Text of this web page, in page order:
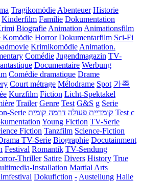
Tragikomödie Abenteuer Historie
Kinderfilm Familie Dokumentation
Biografie Animation Animationsfilm
Komödie Horror Dokumentarfilm Sci-Fi
Krimikomödie Animation.
Comédie Jugendmagazin TV-
Documentaire Werbung
Comédie dramatique Drame
Court métrage Mélodrame Spot 가족
Kurzfilm Fiction Licht-Spektakel
Trailer Genre Test G&S g Serie
Serie קומדיית פעולה דרמה קומית
Test c
Young Fiction TV-Serie
Fiction Tanzfilm Science-Fiction
TV-Serie Biographie Docutainment
Festival Romantik TV-Sendung
Thriller Satire Divers History True
Installation Martial Arts
Dokufiction - Austellung Halle